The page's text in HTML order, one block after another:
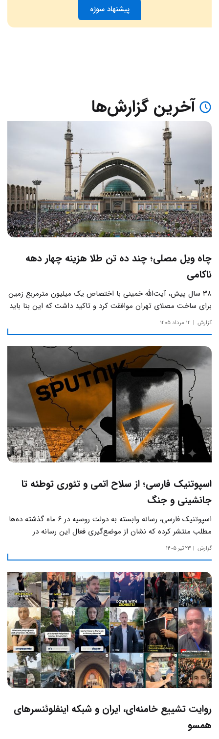
پیشنهاد سوژه
آخرین گزارش‌ها
چاه ویل مصلی؛ چند ده تن طلا هزینه چهار دهه
ناکامی
۳۸ سال پیش، آیت‌الله خمینی با اختصاص یک میلیون مترمربع زمین
برای ساخت مصلای تهران موافقت کرد و تاکید داشت که این بنا باید
به دور از زرق‌وبرق و یادآور سادگی مساجد صدر اسلام باشد.
گزارش ۱۴ مرداد ۱۴۰۵
اسپوتنیک فارسی؛ از سلاح اتمی و تئوری توطئه تا
جانشینی و جنگ
اسپوتنیک فارسی، رسانه وابسته به دولت روسیه در ۶ ماه گذشته ده‌ها
مطلب منتشر کرده که نشان از موضع‌گیری فعال این رسانه‌ در
حساس‌ترین مسائل چالش‌های داخلی ایران دارد.
گزارش ۲۳ تیر ۱۴۰۵
روایت تشییع خامنه‌ای، ایران و شبکه اینفلوئنسرهای
همسو